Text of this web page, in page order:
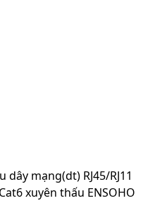
dây mạng(dt) RJ45/RJ11
xuyên thấu ENSOHO